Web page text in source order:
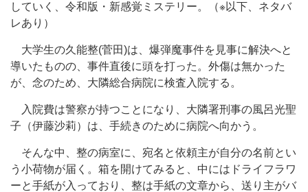
していく、令和版・新感覚ミステリー。（※以下、ネタバ
レあり）
大学生の久能整(菅田)は、爆弾魔事件を見事に解決へと
導いたものの、事件直後に頭を打った。外傷は無かった
が、念のため、大隣総合病院に検査入院する。
入院費は警察が持つことになり、大隣署刑事の風呂光聖
子（伊藤沙莉）は、手続きのために病院へ向かう。
そんな中、整の病室に、宛名と依頼主が自分の名前とい
う小荷物が届く。箱を開けてみると、中にはドライフラワ
ーと手紙が入っており、整は手紙の文章から、送り主がバ